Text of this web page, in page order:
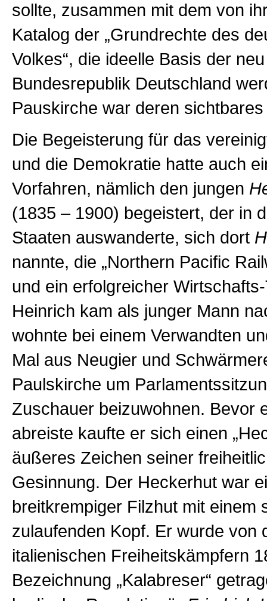
sollte, zusammen mit dem von
Katalog der „Grundrechte des
Volkes“, die ideelle Basis der
Bundesrepublik Deutschland
Pauskirche war deren
Die Begeisterung für das
und die Demokratie hatte auch
Vorfahren, nämlich den jungen
(1835 – 1900) begeistert, der in
Staaten auswanderte, sich dort
nannte, die „Northern Pacific
und ein erfolgreicher
Heinrich kam als junger Mann
wohnte bei einem Verwandten
Mal aus Neugier und
Paulskirche um
Zuschauer beizuwohnen. Bevor
abreiste kaufte er sich einen
äußeres Zeichen seiner
Gesinnung. Der Heckerhut war
breitkrempiger Filzhut mit einem
zulaufenden Kopf. Er wurde von
italienischen Freiheitskämpfern
Bezeichnung „Kalabreser“